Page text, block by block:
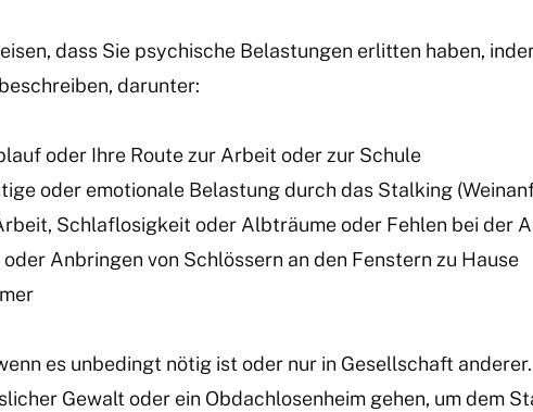
dass Sie psychische Belastungen erlitten haben,
darunter:
oder Ihre Route zur Arbeit oder zur Schule
oder emotionale Belastung durch das Stalking
Schlaflosigkeit oder Albträume oder Fehlen bei der
Anbringen von Schlössern an den Fenstern zu Hause
es unbedingt nötig ist oder nur in Gesellschaft anderer.
Gewalt oder ein Obdachlosenheim gehen, um dem